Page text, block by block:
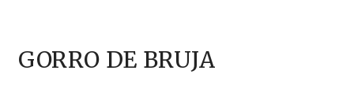
GORRO DE BRUJA